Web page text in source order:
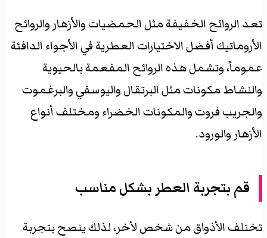
تعد الروائح الخفيفة مثل الحمضيات والأزهار والروائح
الأروماتيك أفضل الاختيارات العطرية في الأجواء الدافئة
عموماً، وتشمل هذه الروائح المفعمة بالحيوية
والنشاط مكونات مثل البرتقال واليوسفي والبرغموت
والجريب فروت والمكونات الخضراء ومختلف أنواع
الأزهار والورود.
قم بتجربة العطر بشكل مناسب
تختلف الأذواق من شخص لأخر، لذلك ينصح بتجربة